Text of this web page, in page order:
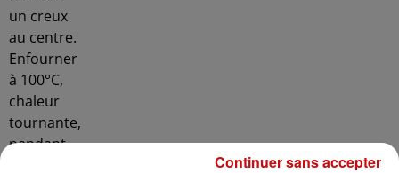
un creux
au centre.
Enfourner
à 100°C,
chaleur
tournante,
pendant
Continuer sans accepter